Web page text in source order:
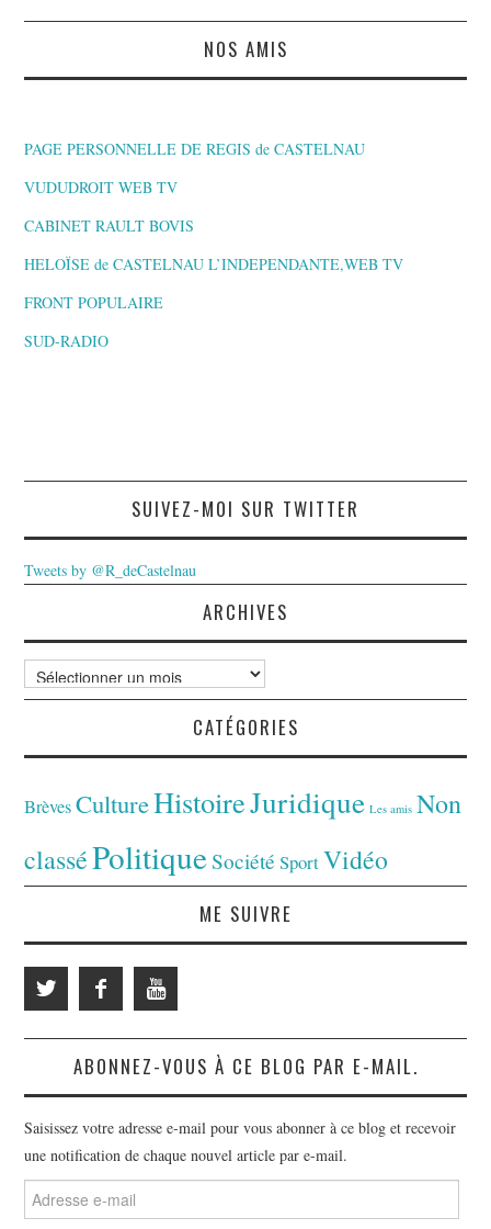
NOS AMIS
PAGE PERSONNELLE DE REGIS de CASTELNAU
VUDUDROIT WEB TV
CABINET RAULT BOVIS
HELOÏSE de CASTELNAU L’INDEPENDANTE,WEB TV
FRONT POPULAIRE
SUD-RADIO
SUIVEZ-MOI SUR TWITTER
Tweets by @R_deCastelnau
ARCHIVES
Archives
CATÉGORIES
Brèves CultureHistoireJuridique Les amis Non
classéPolitiqueSociété SportVidéo
ME SUIVRE
ABONNEZ-VOUS À CE BLOG PAR E-MAIL.
Saisissez votre adresse e-mail pour vous abonner à ce blog et recevoir
une notification de chaque nouvel article par e-mail.
Adresse
e-